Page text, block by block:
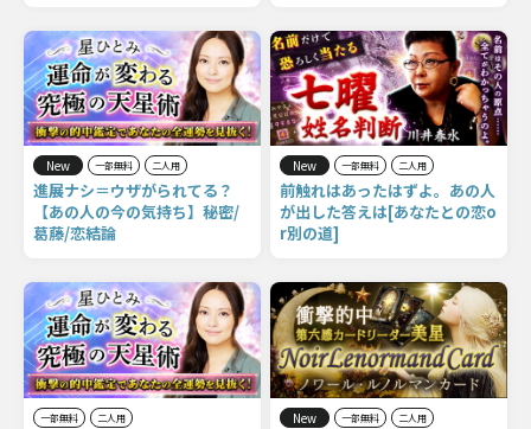
New 一部無料 二人用
進展ナシ＝ウザがられてる？
【あの人の今の気持ち】秘密/
葛藤/恋結論
New 一部無料 二人用
前触れはあったはずよ。あの人
が出した答えは[あなたとの恋o
r別の道]
一部無料 二人用 New 一部無料 二人用